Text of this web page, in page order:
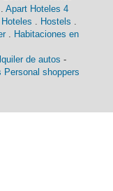
Apart Hoteles 4
Hostels
Habitaciones en
de autos -
Personal shoppers